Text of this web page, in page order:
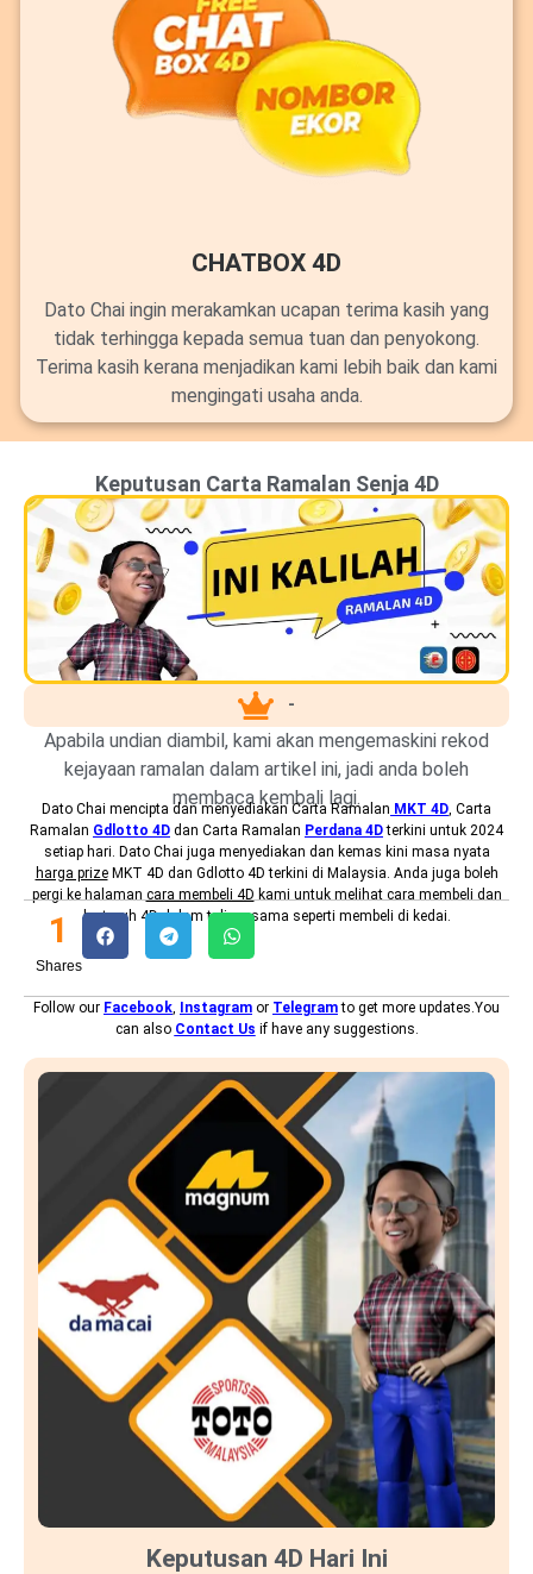
CHATBOX 4D
Dato Chai ingin merakamkan ucapan terima kasih yang
tidak terhingga kepada semua tuan dan penyokong.
Terima kasih kerana menjadikan kami lebih baik dan kami
mengingati usaha anda.
Keputusan Carta Ramalan Senja 4D
-
Apabila undian diambil, kami akan mengemaskini rekod
kejayaan ramalan dalam artikel ini, jadi anda boleh
membaca kembali lagi.
Dato Chai mencipta dan menyediakan Carta Ramalan MKT 4D , Carta
Ramalan Gdlotto 4D dan Carta Ramalan Perdana 4Dterkini untuk 2024
setiap hari. Dato Chai juga menyediakan dan kemas kini masa nyata
harga prizeMKT 4D dan Gdlotto 4D terkini di Malaysia. Anda juga boleh
pergi ke halaman cara membeli 4D kami untuk melihat cara membeli dan
bertaruh 4D dalam talian, sama seperti membeli di kedai.
Shares
1
Follow our Facebook, Instagram or Telegramto get more updates.You
can also Contact Us if have any suggestions.
Keputusan 4D Hari Ini